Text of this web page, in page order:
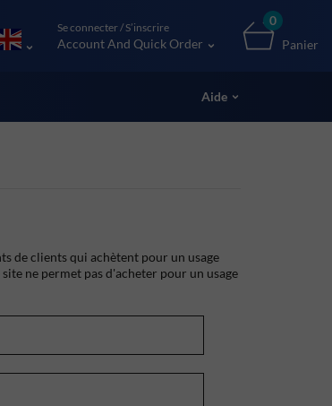
Se connecter / S’inscrire
Account And Quick Order
0
Panier
Aide
de clients qui achètent pour un usage
ne permet pas d'acheter pour un usage